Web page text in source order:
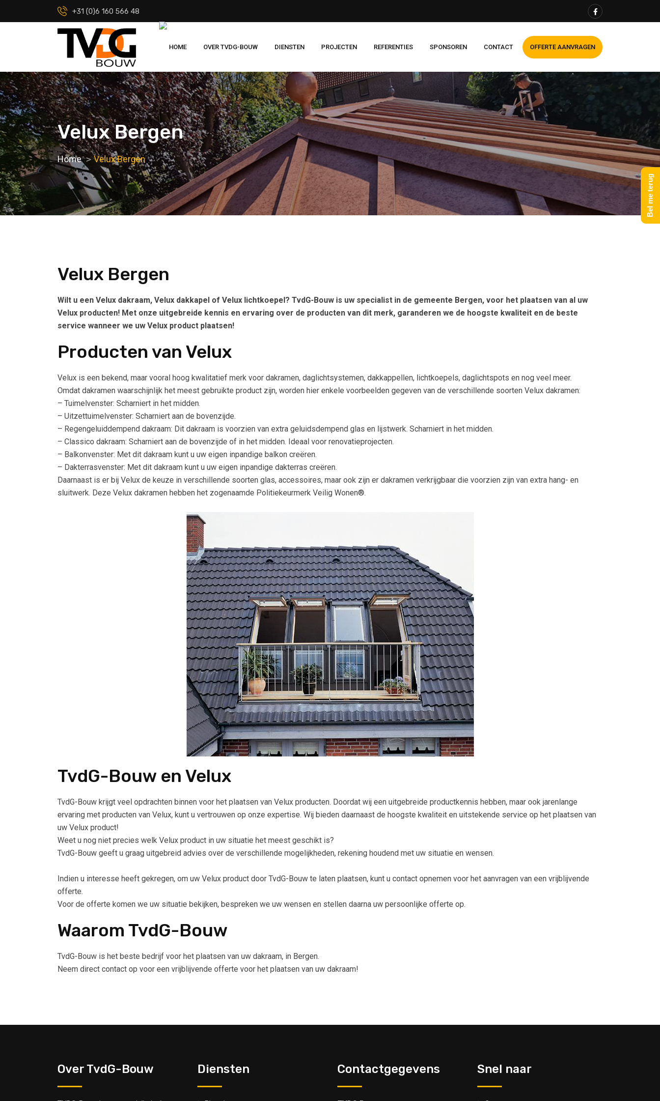
+31 (0)6 160 566 48
HOME OVER TVDG-BOUW DIENSTEN PROJECTEN REFERENTIES SPONSOREN CONTACT OFFERTE AANVRAGEN
Velux Bergen
Home Velux Bergen
Velux Bergen
Wilt u een Velux dakraam, Velux dakkapel of Velux lichtkoepel? TvdG-Bouw is uw specialist in de gemeente Bergen, voor het plaatsen van al uw
Velux producten! Met onze uitgebreide kennis en ervaring over de producten van dit merk, garanderen we de hoogste kwaliteit en de beste
service wanneer we uw Velux product plaatsen!
Producten van Velux
Velux is een bekend, maar vooral hoog kwalitatief merk voor dakramen, daglichtsystemen, dakkappellen, lichtkoepels, daglichtspots en nog veel meer.
Omdat dakramen waarschijnlijk het meest gebruikte product zijn, worden hier enkele voorbeelden gegeven van de verschillende soorten Velux dakramen:
– Tuimelvenster: Scharniert in het midden.
– Uitzettuimelvenster: Scharniert aan de bovenzijde.
– Regengeluiddempend dakraam: Dit dakraam is voorzien van extra geluidsdempend glas en lijstwerk. Scharniert in het midden.
– Classico dakraam: Scharniert aan de bovenzijde of in het midden. Ideaal voor renovatieprojecten.
– Balkonvenster: Met dit dakraam kunt u uw eigen inpandige balkon creëren.
– Dakterrasvenster: Met dit dakraam kunt u uw eigen inpandige dakterras creëren.
Daarnaast is er bij Velux de keuze in verschillende soorten glas, accessoires, maar ook zijn er dakramen verkrijgbaar die voorzien zijn van extra hang- en
sluitwerk. Deze Velux dakramen hebben het zogenaamde Politiekeurmerk Veilig Wonen®.
TvdG-Bouw en Velux
TvdG-Bouw krijgt veel opdrachten binnen voor het plaatsen van Velux producten. Doordat wij een uitgebreide productkennis hebben, maar ook jarenlange
ervaring met producten van Velux, kunt u vertrouwen op onze expertise. Wij bieden daarnaast de hoogste kwaliteit en uitstekende service op het plaatsen van
uw Velux product!
Weet u nog niet precies welk Velux product in uw situatie het meest geschikt is?
TvdG-Bouw geeft u graag uitgebreid advies over de verschillende mogelijkheden, rekening houdend met uw situatie en wensen.
Indien u interesse heeft gekregen, om uw Velux product door TvdG-Bouw te laten plaatsen, kunt u contact opnemen voor het aanvragen van een vrijblijvende
offerte.
Voor de offerte komen we uw situatie bekijken, bespreken we uw wensen en stellen daarna uw persoonlijke offerte op.
Waarom TvdG-Bouw
TvdG-Bouw is het beste bedrijf voor het plaatsen van uw dakraam, in Bergen.
Neem direct contact op voor een vrijblijvende offerte voor het plaatsen van uw dakraam!
Over TvdG-Bouw Diensten Contactgegevens Snel naar
Bel me terug